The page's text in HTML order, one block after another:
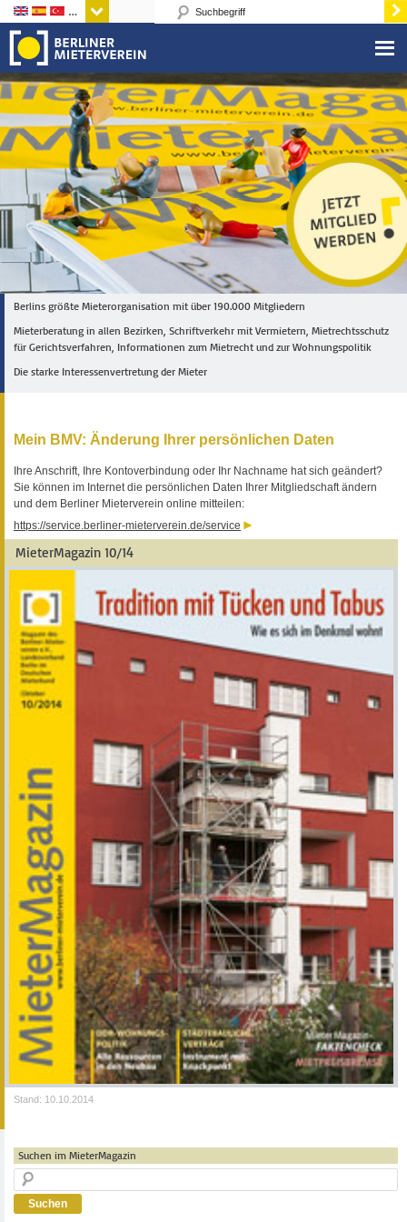
Sprachen
Berlins größte Mieterorganisation mit über 190.000 Mitgliedern
Mieterberatung in allen Bezirken, Schriftverkehr mit Vermietern, Mietrechtsschutz
für Gerichtsverfahren, Informationen zum Mietrecht und zur Wohnungspolitik
Die starke Interessenvertretung der Mieter
Mein BMV: Änderung Ihrer persönlichen Daten
Ihre Anschrift, Ihre Kontoverbindung oder Ihr Nachname hat sich geändert?
Sie können im Internet die persönlichen Daten Ihrer Mitgliedschaft ändern
und dem Berliner Mieterverein online mitteilen:
https://service.berliner-mieterverein.de/service
MieterMagazin 10/14
Stand: 10.10.2014
Suchen im MieterMagazin